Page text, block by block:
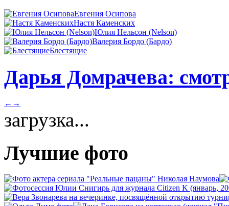
Евгения Осипова
Настя Каменских
Юлия Нельсон (Nelson)
Валерия Бордо (Бардо)
Блестящие
Дарья Домрачева:
← →
загрузка...
Лучшие фото